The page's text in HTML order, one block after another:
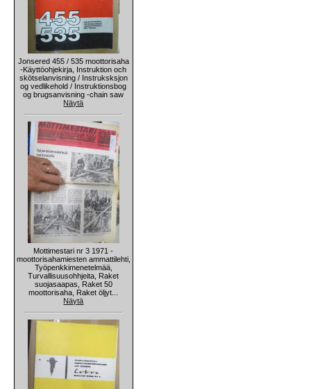
Jonsered 455 / 535 moottorisaha
-Käyttöohjekirja, Instruktion och
skötselanvisning / Instruksksjon
og vedlikehold / Instruktionsbog
og brugsanvisning -chain saw
Näytä
Mottimestari nr 3 1971 -
moottorisahamiesten ammattilehti,
Työpenkkimenetelmää,
Turvallisuusohhjeita, Raket
suojasaapas, Raket 50
moottorisaha, Raket öljyt...
Näytä